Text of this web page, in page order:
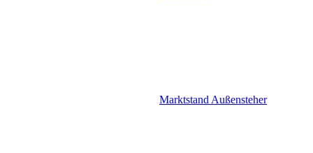
Marktstand Außensteher